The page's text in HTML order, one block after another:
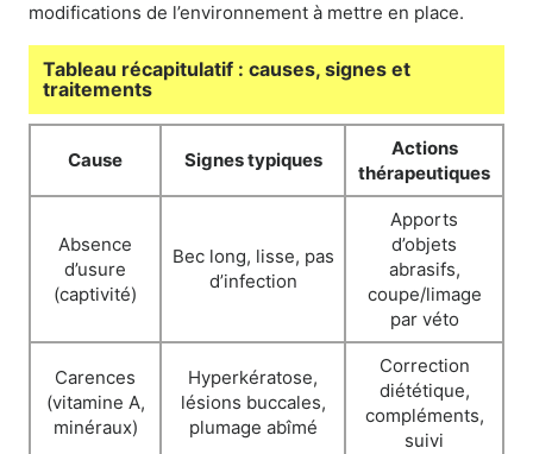
modifications de l’environnement à mettre en place.
Tableau récapitulatif : causes, signes et
traitements
Cause Signes typiques
Actions
thérapeutiques
Absence
d’usure
(captivité)
Bec long, lisse, pas
d’infection
Apports
d’objets
abrasifs,
coupe/limage
par véto
Carences
(vitamine A,
minéraux)
Hyperkératose,
lésions buccales,
plumage abîmé
Correction
diététique,
compléments,
suivi